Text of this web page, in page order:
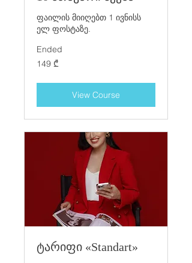
ფაილის მიიღებთ 1 ივნისს
ელ ფოსტაზე.
Ended
149
ქართული
149 ₾
View Course
ტარიფი «Standart»